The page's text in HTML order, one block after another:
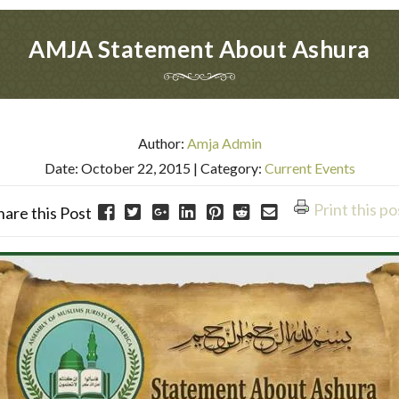
AMJA Statement About Ashura
Author: Amja Admin
Date: October 22, 2015| Category: Current Events
this Post Print this